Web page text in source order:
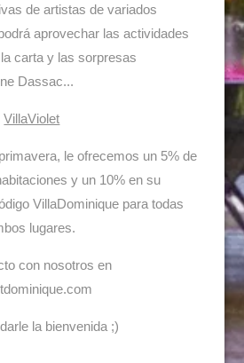
de artistas de variados
aprovechar las actividades
carta y las sorpresas
Dassac...
VillaViolet
le ofrecemos un 5% de
y un 10% en su
VillaDominique para todas
lugares.
con nosotros en
la bienvenida ;)